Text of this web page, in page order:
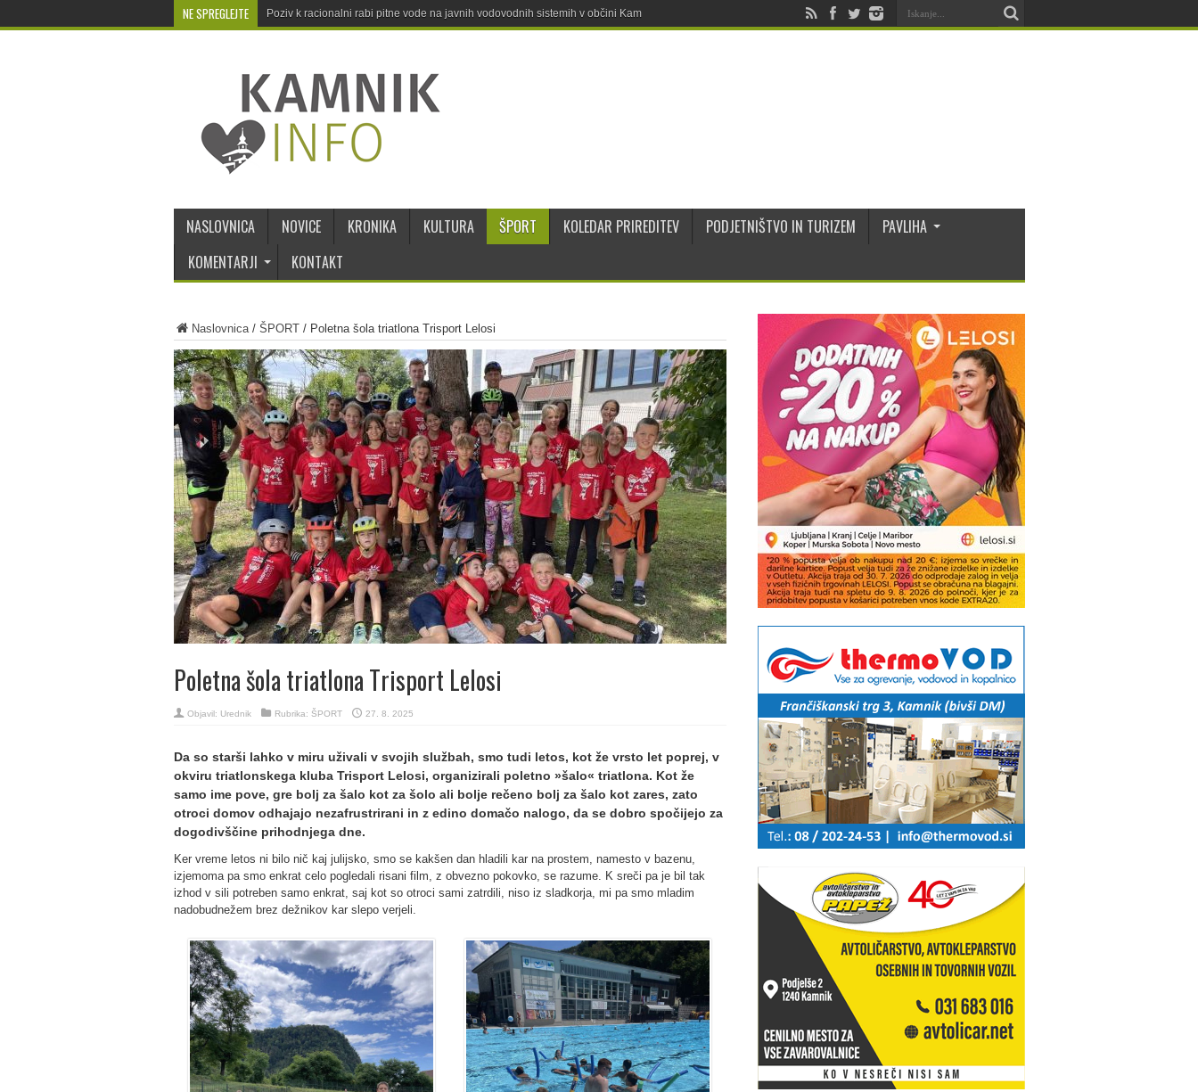
NE SPREGLEJTE Poziv k racionalni rabi pitne vode na javnih vodovodnih sistemih v občini Kamnik
NASLOVNICA NOVICE KRONIKA KULTURA ŠPORT KOLEDAR PRIREDITEV PODJETNIŠTVO IN TURIZEM
PAVLIHA
KOMENTARJI
KONTAKT
Naslovnica/ ŠPORT/ Poletna šola triatlona Trisport Lelosi
Poletna šola triatlona Trisport Lelosi
Objavil: Urednik Rubrika: ŠPORT 27. 8. 2025
Da so starši lahko v miru uživali v svojih službah, smo tudi letos, kot že vrsto let poprej, v
okviru triatlonskega kluba Trisport Lelosi, organizirali poletno »šalo« triatlona. Kot že
samo ime pove, gre bolj za šalo kot za šolo ali bolje rečeno bolj za šalo kot zares, zato
otroci domov odhajajo nezafrustrirani in z edino domačo nalogo, da se dobro spočijejo za
dogodivščine prihodnjega dne.
Ker vreme letos ni bilo nič kaj julijsko, smo se kakšen dan hladili kar na prostem, namesto v bazenu,
izjemoma pa smo enkrat celo pogledali risani film, z obvezno pokovko, se razume. K sreči pa je bil tak
izhod v sili potreben samo enkrat, saj kot so otroci sami zatrdili, niso iz sladkorja, mi pa smo mladim
nadobudnežem brez dežnikov kar slepo verjeli.